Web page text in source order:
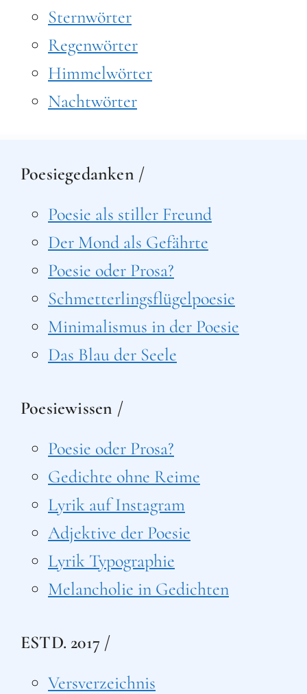
Sternwörter
Regenwörter
Himmelwörter
Nachtwörter
Poesiegedanken /
Poesie als stiller Freund
Der Mond als Gefährte
Poesie oder Prosa?
Schmetterlingsflügelpoesie
Minimalismus in der Poesie
Das Blau der Seele
Poesiewissen /
Poesie oder Prosa?
Gedichte ohne Reime
Lyrik auf Instagram
Adjektive der Poesie
Lyrik Typographie
Melancholie in Gedichten
ESTD. 2017 /
Versverzeichnis